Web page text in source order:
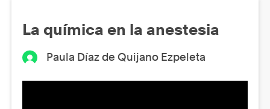
La química en la anestesia
Paula Díaz de Quijano Ezpeleta